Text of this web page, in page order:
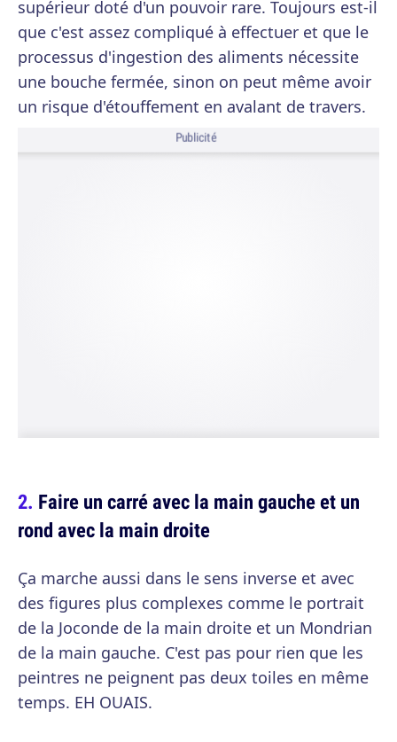
supérieur doté d'un pouvoir rare. Toujours est-il
que c'est assez compliqué à effectuer et que le
processus d'ingestion des aliments nécessite
une bouche fermée, sinon on peut même avoir
un risque d'étouffement en avalant de travers.
Publicité
Faire un carré avec la main gauche et un
rond avec la main droite
Ça marche aussi dans le sens inverse et avec
des figures plus complexes comme le portrait
de la Joconde de la main droite et un Mondrian
de la main gauche. C'est pas pour rien que les
peintres ne peignent pas deux toiles en même
temps. EH OUAIS.